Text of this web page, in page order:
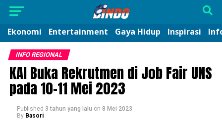
Ekonomi Entertainment Gaya Hidup Inspirasi
INFO REGIONAL
KAI Buka Rekrutmen di Job Fair UNS
pada 10-11 Mei 2023
Published 3 tahun yang lalu on 8 Mei 2023
By Basori